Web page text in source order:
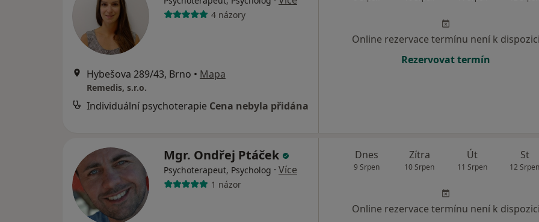
4 názory
Hybešova 289/43, Brno • Mapa
Remedis, s.r.o.
Individuální psychoterapie Cena nebyla přidána
Online rezervace termínu není k dispozici
Rezervovat termín
Mgr. Ondřej Ptáček
Psychoterapeut, Psycholog · Více
1 názor
Dnes
9 Srpen
Zítra
10 Srpen
Út
11 Srpen
St
12 Srpen
Online rezervace termínu není k dispozici